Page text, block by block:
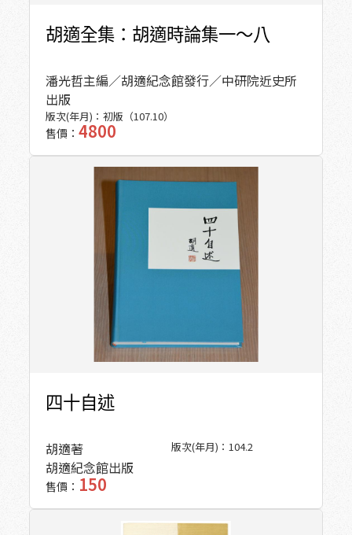
胡適全集：胡適時論集一～八
潘光哲主編／胡適紀念館發行／中研院近史所
出版
版次(年月)： 初版（107.10）
售價： 4800
四十自述
胡適著
胡適紀念館出版
版次(年月)： 104.2
售價： 150